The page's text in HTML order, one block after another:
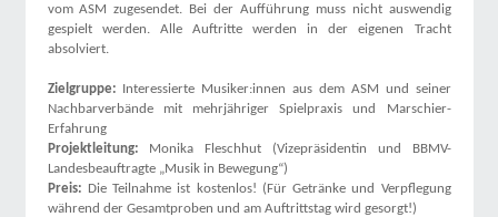
vom ASM zugesendet. Bei der Aufführung muss nicht auswendig
gespielt werden. Alle Auftritte werden in der eigenen Tracht
absolviert.
Zielgruppe: Interessierte Musiker:innen aus dem ASM und seiner
Nachbarverbände mit mehrjähriger Spielpraxis und Marschier-
Erfahrung
Projektleitung: Monika Fleschhut (Vizepräsidentin und BBMV-
Landesbeauftragte „Musik in Bewegung“)
Preis: Die Teilnahme ist kostenlos! (Für Getränke und Verpflegung
während der Gesamtproben und am Auftrittstag wird gesorgt!)